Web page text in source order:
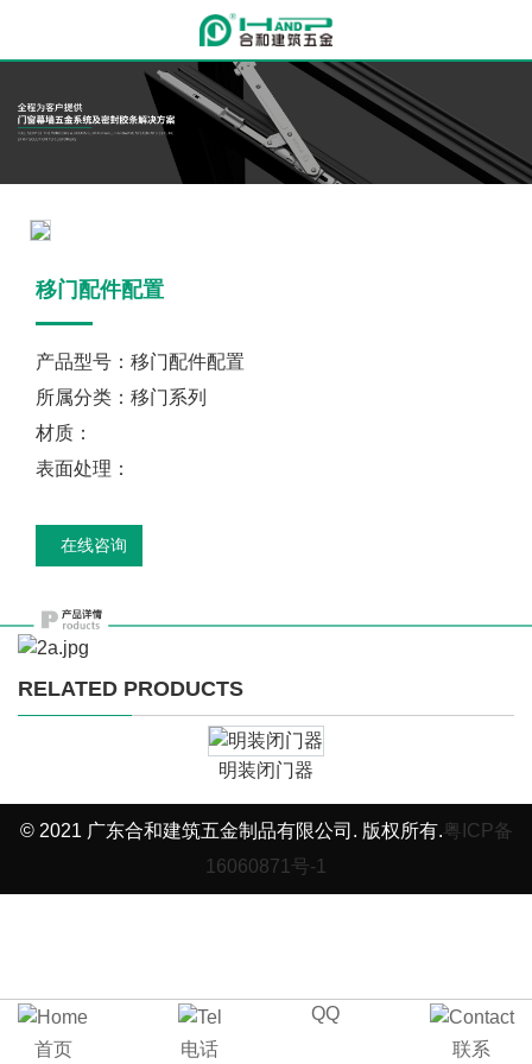
移门配件配置
产品型号：移门配件配置
所属分类：移门系列
材质：
表面处理：
在线咨询
RELATED PRODUCTS
明装闭门器
© 2021 广东合和建筑五金制品有限公司. 版权所有.粤ICP备
16060871号-1
首页 电话
QQ
联系